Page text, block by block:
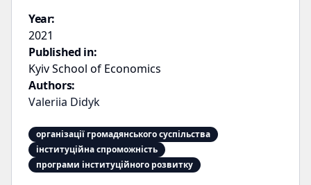
Year:
2021
Published in:
Kyiv School of Economics
Authors:
Valeriia Didyk
організації громадянського суспільства
інституційна спроможність
програми інституційного розвитку